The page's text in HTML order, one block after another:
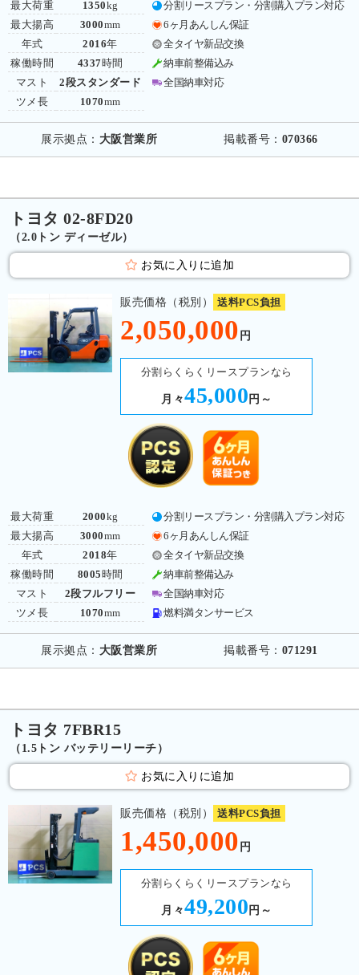
最大荷重
最大揚高
年式
稼働時間
マスト
ツメ長
1350kg
3000mm
2016年
4337時間
2段スタンダード
1070mm
分割リースプラン・分割購入プラン対応
6ヶ月あんしん保証
全タイヤ新品交換
納車前整備込み
全国納車対応
展示拠点： 大阪営業所 掲載番号： 070366
トヨタ 02-8FD20
（2.0トン ディーゼル）
お気に入りに追加
販売価格（税別） 送料PCS負担
2,050,000 円
分割らくらくリースプランなら
月々45,000 円～
最大荷重
最大揚高
年式
稼働時間
マスト
ツメ長
2000kg
3000mm
2018年
8005 時間
2段フルフリー
1070mm
分割リースプラン・分割購入プラン対応
6ヶ月あんしん保証
全タイヤ新品交換
納車前整備込み
全国納車対応
燃料満タンサービス
展示拠点： 大阪営業所 掲載番号： 071291
トヨタ 7FBR15
（1.5トン バッテリーリーチ）
お気に入りに追加
販売価格（税別） 送料PCS負担
1,450,000 円
分割らくらくリースプランなら
月々49,200 円～